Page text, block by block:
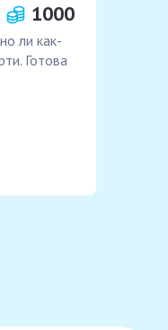
1000
ли как-
Готова